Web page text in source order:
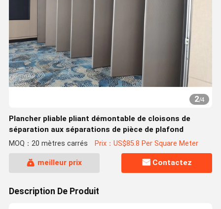
2/4
Plancher pliable pliant démontable de cloisons de
séparation aux séparations de pièce de plafond
MOQ：20 mètres carrés Prix：US$85.8 Per Square Meter
meilleur prix Contactez
Description De Produit